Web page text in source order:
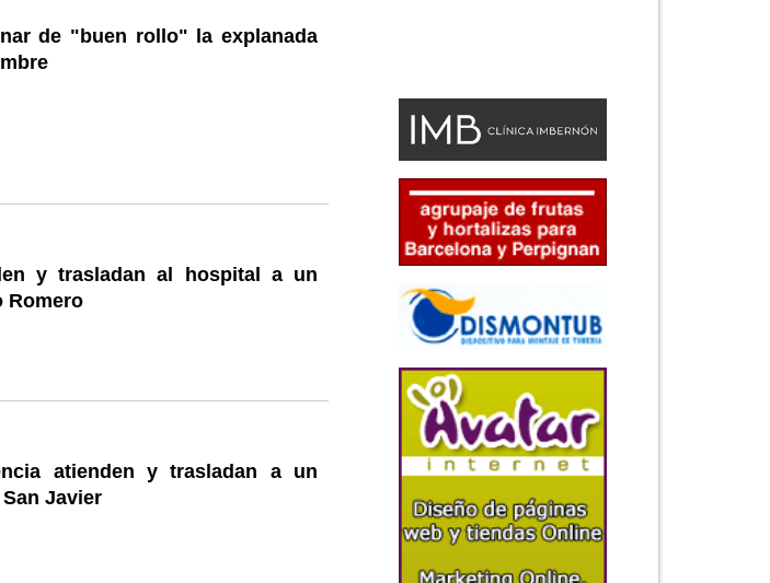
de "buen rollo" la explanada
y trasladan al hospital a un
Romero
atienden y trasladan a un
Javier